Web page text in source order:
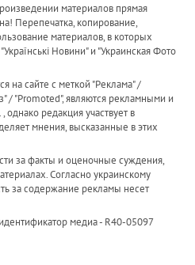
материалов прямая
Перепечатка, копирование,
материалов, в которых
Новини" и "Украинская Фото
на сайте с меткой "Реклама" /
/ "Promoted", являются рекламными и
редакция участвует в
мнения, высказанные в этих
за факты и оценочные суждения,
Согласно украинскому
за содержание рекламы несет
медиа - R40-05097